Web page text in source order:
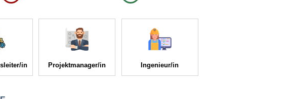
in Projektmanager/in Ingenieur/in